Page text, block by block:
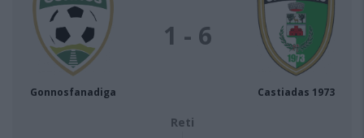
Gonnosfanadiga
1 - 6
Castiadas 1973
Reti